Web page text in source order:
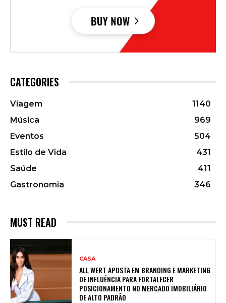
CATEGORIES
Viagem
1140
Música
969
Eventos
504
Estilo de Vida
431
Saúde
411
Gastronomia
346
MUST READ
CASA
ALL WERT APOSTA EM BRANDING E MARKETING
DE INFLUÊNCIA PARA FORTALECER
POSICIONAMENTO NO MERCADO IMOBILIÁRIO
DE ALTO PADRÃO